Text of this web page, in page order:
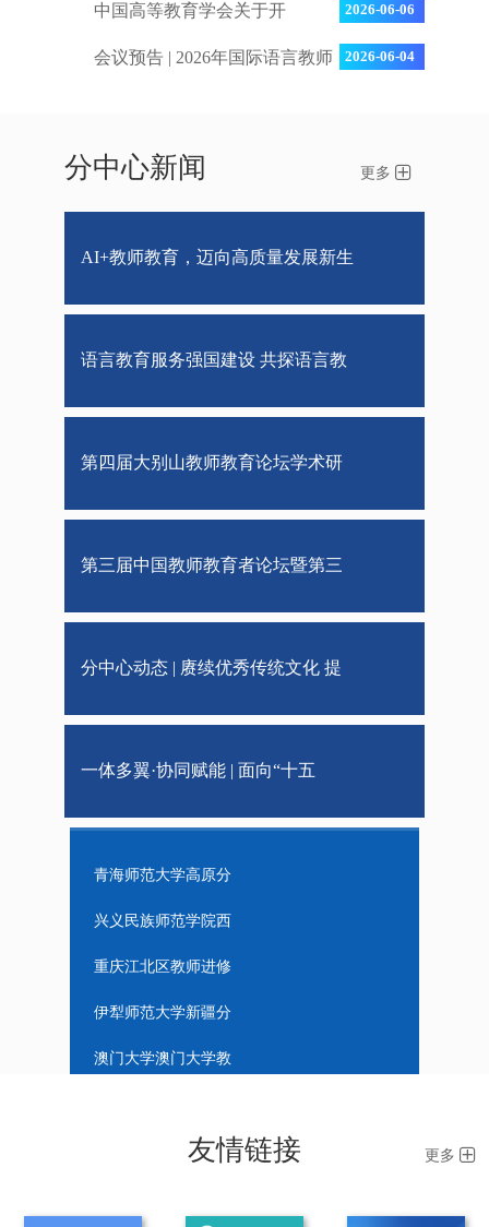
研究基地北京师范大学教师教
育...
中国高等教育学会关于开
展“2026年度高等教育科学研
2026-06-06
会议预告 | 2026年国际语言教师 2026-06-04
更多
分中心新闻
AI+教师教育，迈向高质量发展新生
师...
语言教育服务强国建设 共探语言教
师教...
第四届大别山教师教育论坛学术研
第三届中国教师教育者论坛暨第三
分中心动态 | 赓续优秀传统文化 提
教师...
一体多翼·协同赋能 | 面向“十五
动分...
青海师范大学高原分
中心
兴义民族师范学院西
南民族地区教师教育
研究中心
重庆江北区教师进修
学院重庆分中心
伊犁师范大学新疆分
中心
澳门大学澳门大学教
内蒙古师范大学内蒙 更多
友情链接